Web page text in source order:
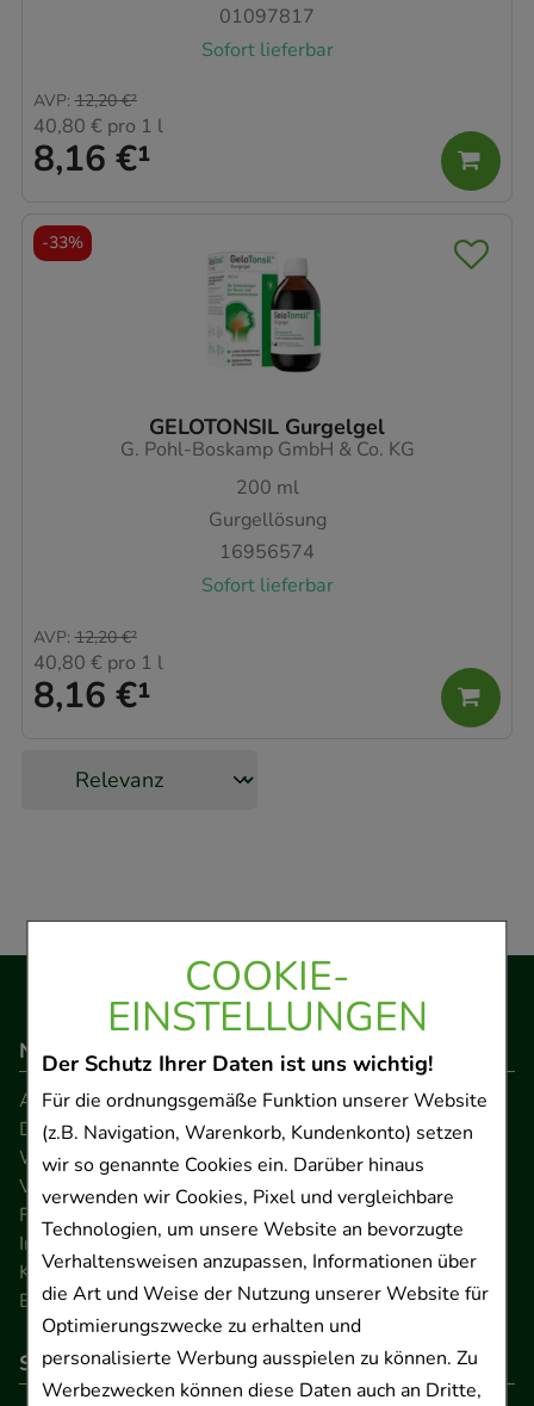
COOKIE-
EINSTELLUNGEN
Der Schutz Ihrer Daten ist uns wichtig!
Für die ordnungsgemäße Funktion unserer Website
(z.B. Navigation, Warenkorb, Kundenkonto) setzen
wir so genannte Cookies ein. Darüber hinaus
verwenden wir Cookies, Pixel und vergleichbare
Technologien, um unsere Website an bevorzugte
Verhaltensweisen anzupassen, Informationen über
die Art und Weise der Nutzung unserer Website für
Optimierungszwecke zu erhalten und
personalisierte Werbung ausspielen zu können. Zu
Werbezwecken können diese Daten auch an Dritte,
01097817
Sofort lieferbar
8,16 €¹
AVP: 12,20 €²
40,80 € pro 1 l
GELOTONSIL Gurgelgel
G. Pohl-Boskamp GmbH & Co. KG
200 ml
Gurgellösung
16956574
Sofort lieferbar
8,16 €¹
AVP: 12,20 €²
40,80 € pro 1 l
-33%
Navigation
AGB
Datenschutz
Widerrufsrecht
Versandkosten
FAQ
Impressum
Kontakt
Barrierefreiheitserklärung
So können Sie bezahlen